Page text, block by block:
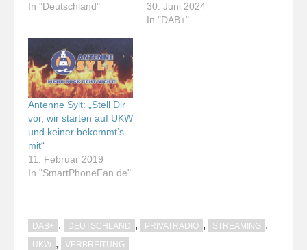
In "Deutschland"
30. Juni 2024
In "DAB+"
Antenne Sylt: „Stell Dir
vor, wir starten auf UKW
und keiner bekommt’s
mit“
11. Februar 2019
In "SmartPhoneFan.de"
DAB+ , DEUTSCHLAND , PRIVATRADIO , STREAMING ,
UKW , VERBREITUNG